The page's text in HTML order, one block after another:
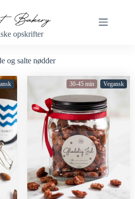
opskrifter
og salte nødder
30-45 min Vegansk